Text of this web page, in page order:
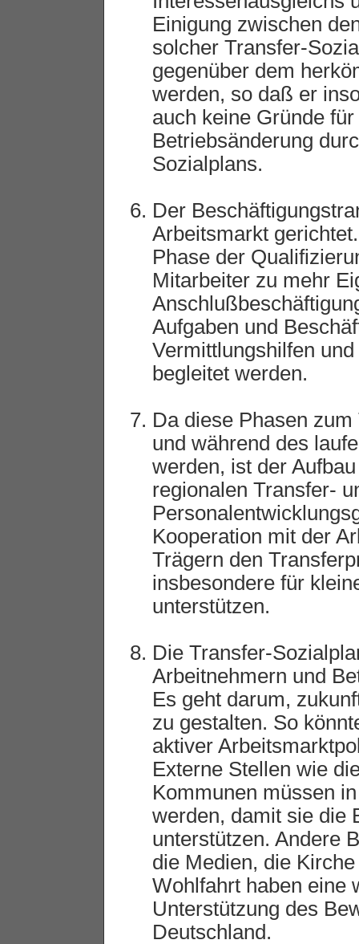
Einigung zwischen
solcher Transfer-
gegenüber dem
werden, so daß er
auch keine Gründe
Betriebsänderung
Sozialplans.
Der
Arbeitsmarkt
Phase der
Mitarbeiter zu mehr
Aufgaben und
Vermittlungshilfen
begleitet werden.
Da diese Phasen
und während des
werden, ist der
regionalen Transfer-
Kooperation mit der
Trägern den
insbesondere für
unterstützen.
Die Transfer-
Arbeitnehmern und
Es geht darum,
zu gestalten. So
aktiver
Externe Stellen wie
Kommunen müssen
werden, damit sie die
unterstützen. Andere
die Medien, die
Wohlfahrt haben eine
Unterstützung des
Deutschland.